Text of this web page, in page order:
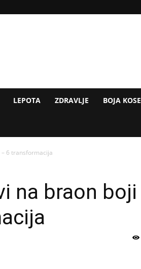
LEPOTA ZDRAVLJE BOJA KOSE
6 transformacija
na braon boji